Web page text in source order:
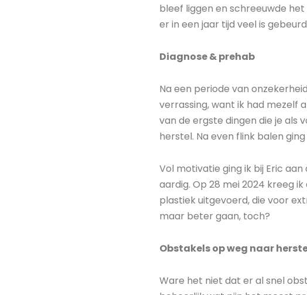
bleef liggen en schreeuwde
er in een jaar tijd veel is
Diagnose & prehab
Na een periode van
verrassing, want ik had mezelf
van de ergste dingen die je
herstel. Na even flink balen
Vol motivatie ging ik bij Eric aan
aardig. Op 28 mei 2024 kreeg ik
plastiek uitgevoerd, die voor
maar beter gaan, toch?
Obstakels op weg naar
Ware het niet dat er al snel